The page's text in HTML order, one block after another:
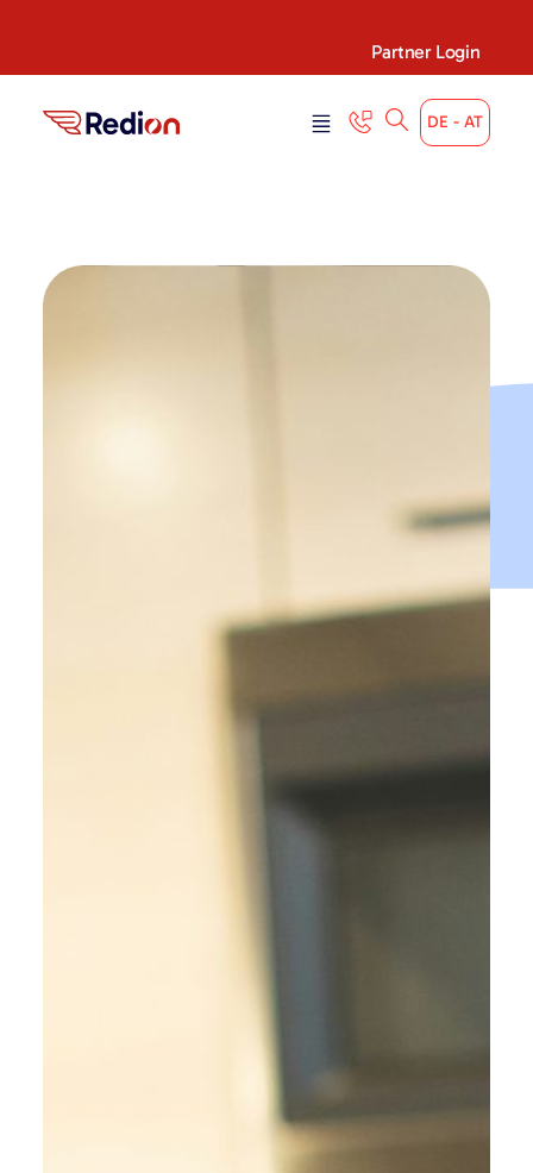
Partner Login
DE - AT